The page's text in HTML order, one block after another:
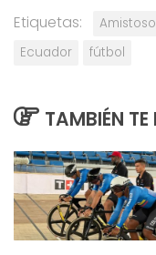
Etiquetas:
Ecuador
fútbol
TAMBIÉN